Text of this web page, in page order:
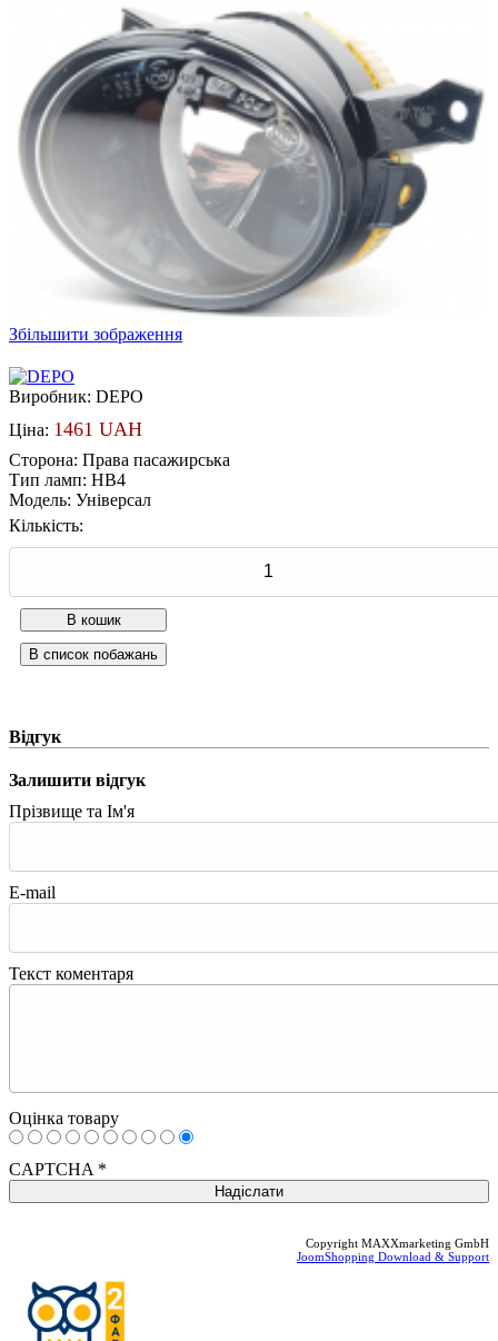
Збільшити зображення
Виробник: DEPO
Ціна: 1461 UAH
Сторона: Права пасажирська
Тип ламп: HB4
Модель: Універсал
Кількість:
Відгук
Залишити відгук
Прізвище та Ім'я
E-mail
Текст коментаря
Оцінка товару
CAPTCHA *
Copyright MAXXmarketing GmbH
JoomShopping Download & Support